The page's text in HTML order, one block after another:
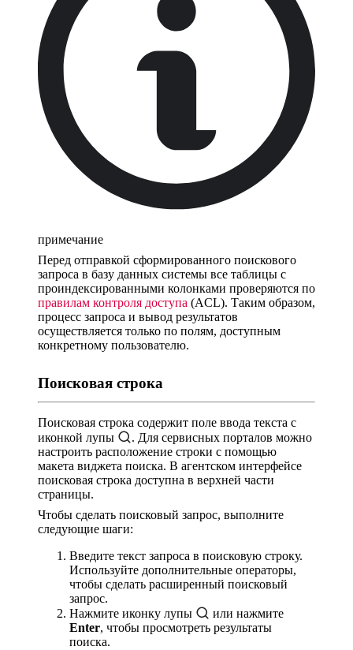
примечание
Перед отправкой сформированного поискового
запроса в базу данных системы все таблицы с
проиндексированными колонками проверяются по
правилам контроля доступа (ACL). Таким образом,
процесс запроса и вывод результатов
осуществляется только по полям, доступным
конкретному пользователю.
Поисковая строка
Поисковая строка содержит поле ввода текста с
иконкой лупы
. Для сервисных порталов можно
настроить расположение строки с помощью
макета виджета поиска. В агентском интерфейсе
поисковая строка доступна в верхней части
страницы.
Чтобы сделать поисковый запрос, выполните
следующие шаги:
Введите текст запроса в поисковую строку.
Используйте дополнительные операторы,
чтобы сделать расширенный поисковый
запрос.
Нажмите иконку лупы
или нажмите
Enter, чтобы просмотреть результаты
поиска.